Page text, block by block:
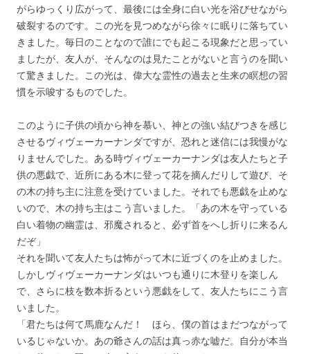
がらゆっくり広がって、最後には全身に白い光を浴びせながら
破裂するのです。この光を見つめながら徐々に眠りに落ちてい
きました。毎日のことなので誰にでも起こる現象だと思ってい
ましたが、友人が、そんなのは見たことがないと言うのを聞い
て驚きました。この光は、偉大な霊性の過去と生来の瞑想の習
慣を示唆するものでした。
このように子供の頃から神を慕い、神との強い結びつきを感じ
させるヴィヴェーカーナンダですが、恐れと迷信には我慢がな
りませんでした。ある時ヴィヴェーカーナンダは友人たちと子
供の悪戯で、近所にある木に登って花を摘んだりして遊び、そ
の木の持ち主に注意を受けていました。それでも悪戯を止めな
いので、木の持ち主はこう言いました。「あの木を守っている
白い着物の幽霊は、邪魔されると、必ず首をへし折りに来るん
だぞ」
それを聞いて友人たちは怖がって木に近づくのを止めました。
しかしヴィヴェーカーナンダはいつも通りに木登りを楽しん
で、さらに枝を数本折るという悪戯をして、友人たちにこう言
いました。
「君たちは何て馬鹿なんだ！ ほら、僕の首はまだつながって
いるじゃないか。あの爺さんの話は真っ赤な嘘だ。自分が本当